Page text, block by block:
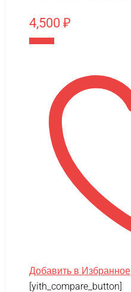
4,500 ₽
Добавить в Избранное
[yith_compare_button]